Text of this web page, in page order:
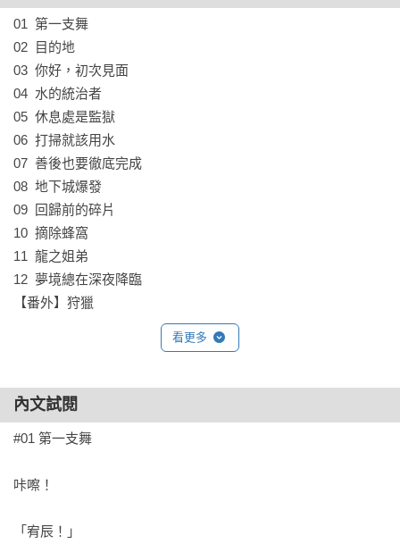
▪︎ ▪︎ ▪︎ ▪︎ ▪︎ 𝕸𝖞 𝕾-𝖈𝖑𝖆𝖘𝖘 𝕳𝖚𝖓𝖙𝖊𝖗𝖘  ▪︎ ▪︎ ▪︎ ▪︎ ▪︎
► 官方授權、繁體中文版獨家贈禮 ◄
強者BUFF書籤．獵人韓宥賢
火精靈之主、永遠的哥哥守護者 —— 垓埏公會長．韓宥賢
（EP3）
（8.7 X 14.2 cm / 單面彩印 / 275P 秋月吟 / 水性亮光）
01  第一支舞
02  目的地
03  你好，初次見面
04  水的統治者
05  休息處是監獄
06  打掃就該用水
07  善後也要徹底完成
08  地下城爆發
09  回歸前的碎片
10  摘除蜂窩
11  龍之姐弟
12  夢境總在深夜降臨
【番外】狩獵
看更多
內文試閱
#01 第一支舞
咔嚓！
「宥辰！」